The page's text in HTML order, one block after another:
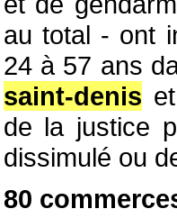
au total - ont
24 à 57 ans
saint-denis
de la justice
dissimulé ou
80